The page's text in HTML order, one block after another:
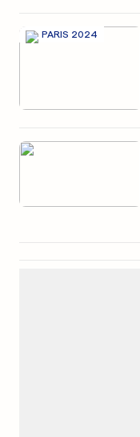
PARIS 2024